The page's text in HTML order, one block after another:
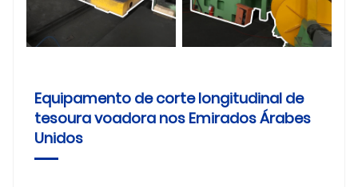
Equipamento de corte longitudinal de
tesoura voadora nos Emirados Árabes
Unidos